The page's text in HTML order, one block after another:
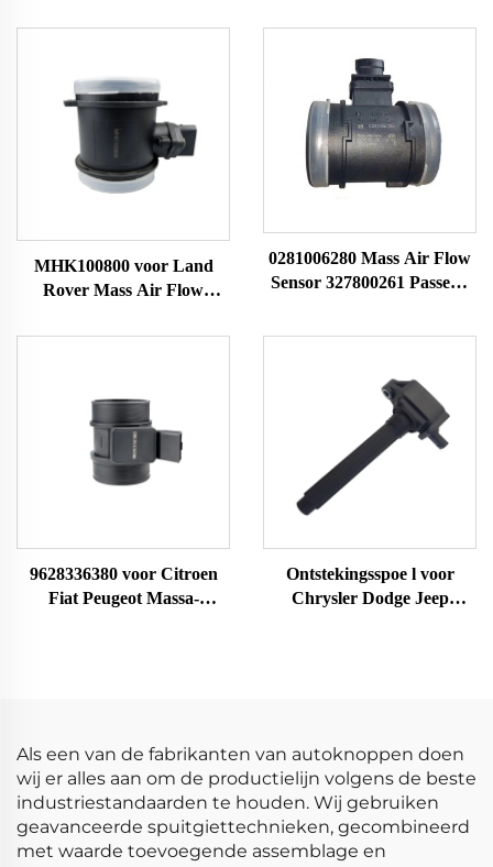
MHK100800 voor Land
Rover Mass Air Flow
0280218010 7516134 42905
0281006280 Mass Air Flow
Sensor 327800261 Passend
9628336380 voor Citroen
Fiat Peugeot Massa-
Ontstekingsspoe l voor
Chrysler Dodge Jeep
Als een van de fabrikanten van autoknoppen doen
wij er alles aan om de productielijn volgens de beste
industriestandaarden te houden. Wij gebruiken
geavanceerde spuitgiettechnieken, gecombineerd
met waarde toevoegende assemblage en